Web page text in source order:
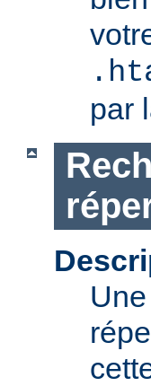
par